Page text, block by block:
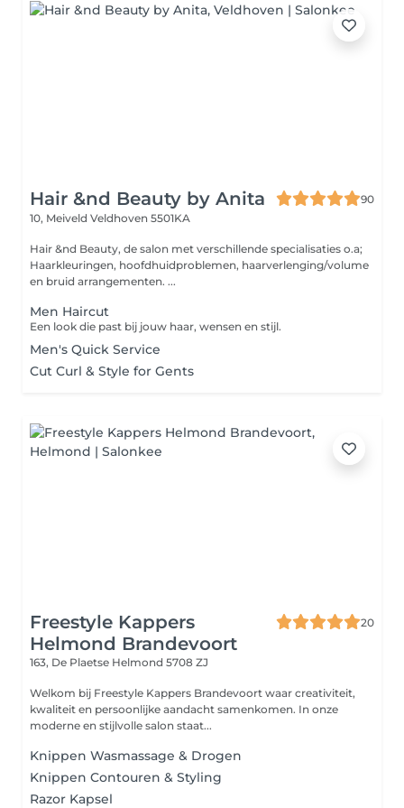
Hair &nd Beauty by Anita
90
10, Meiveld Veldhoven 5501KA
Hair &nd Beauty, de salon met verschillende specialisaties o.a;
Haarkleuringen, hoofdhuidproblemen, haarverlenging/volume
en bruid arrangementen. ...
Men Haircut
Een look die past bij jouw haar, wensen en stijl.
Men's Quick Service
Cut Curl & Style for Gents
Freestyle Kappers
Helmond Brandevoort
20
163, De Plaetse Helmond 5708 ZJ
Welkom bij Freestyle Kappers Brandevoort waar creativiteit,
kwaliteit en persoonlijke aandacht samenkomen. In onze
moderne en stijlvolle salon staat...
Knippen Wasmassage & Drogen
Knippen Contouren & Styling
Razor Kapsel